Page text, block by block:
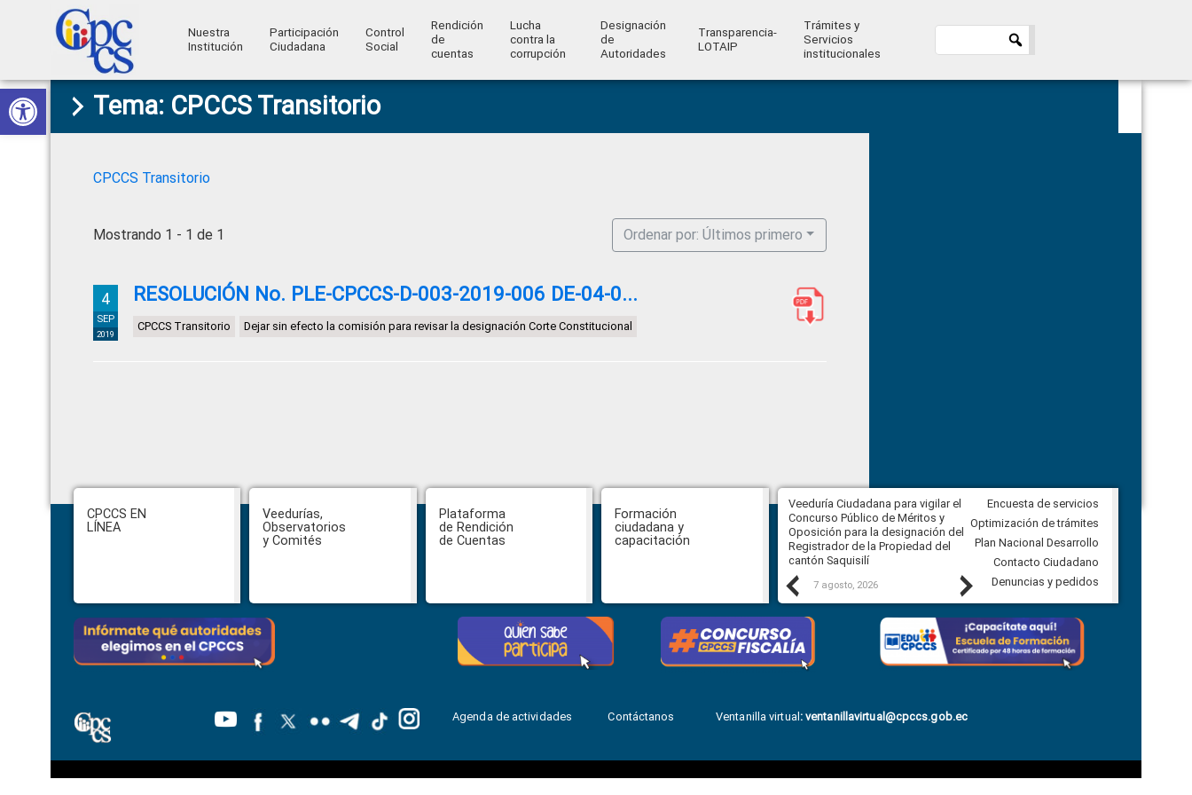
Abrir barra de herramientas
Skip
to
primary
Skip
to
main
Skip
to
primary
Skip
to
footer
Consejo
de
Ciudadana
Control
Construyendo
Poder
Ciudadano
Nuestra
Institución
Participación
Ciudadana
Control
Social
Rendición
de
cuentas
Lucha
contra la
corrupción
Designación
de
Autoridades
Transparencia-
LOTAIP
Trámites y
Servicios
institucionales
Tema: CPCCS Transitorio
CPCCS Transitorio
Mostrando 1 - 1 de 1 Ordenar por: Últimos primero
4
SEP
2019
RESOLUCIÓN No. PLE-CPCCS-D-003-2019-006 DE-04-0...
CPCCS Transitorio Dejar sin efecto la comisión para revisar la designación Corte Constitucional
Footer
CPCCS EN
LÍNEA
Veedurías,
Observatorios
y Comités
Plataforma
de Rendición
de Cuentas
Formación
ciudadana y
capacitación
Previous
CPCCS aprueba convocatoria a
Veeduría para designación de la
autoridad de la SOT
Veeduría Ciudadana para vigilar el
Concurso Público de Méritos y
Oposición para la designación del
Registrador de la Propiedad del
cantón Saquisilí
7 agosto, 2026
Veeduría Ciudadana para vigilar la
construcción del asfaltado de
Ballenita del cantón Santa Elena
7 agosto, 2026
Next
Encuesta de servicios
Optimización de trámites
Plan Nacional Desarrollo
Contacto Ciudadano
Denuncias y pedidos
Agenda de actividades Contáctanos Ventanilla virtual:ventanillavirtual@cpccs.gob.ec